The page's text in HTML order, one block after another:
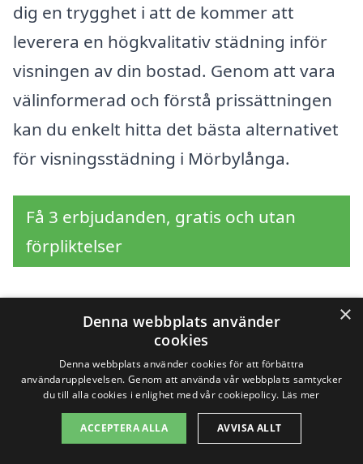
dig en trygghet i att de kommer att
leverera en högkvalitativ städning inför
visningen av din bostad. Genom att vara
välinformerad och förstå prissättningen
kan du enkelt hitta det bästa alternativet
för visningsstädning i Mörbylånga.
Få 3 erbjudanden, gratis och utan
förpliktelser
Sök efter en
professionell för
visningsstädning i
andra städer nära
×
Denna webbplats använder
cookies
Denna webbplats använder cookies för att förbättra
användarupplevelsen. Genom att använda vår webbplats samtycker
du till alla cookies i enlighet med vår cookiepolicy. Läs mer
ACCEPTERA ALLA AVVISA ALLT